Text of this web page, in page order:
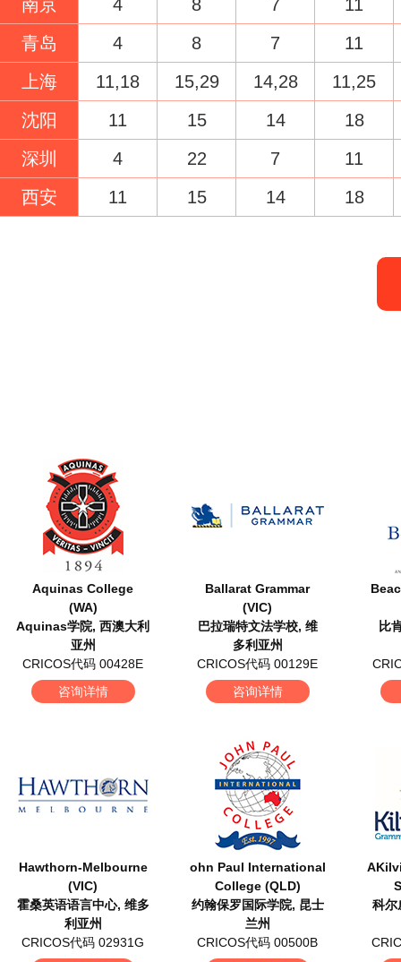
南京
4 8 7
11
青岛
4 8 7
11
上海
11,18 15,29 14,28
11,25
沈阳
11 15 14
18
深圳
4 22 7
11
西安
11 15 14 18
Aquinas College
(WA)
Aquinas学院, 西澳大利
亚州
CRICOS代码 00428E
咨询详情
Ballarat Grammar
(VIC)
巴拉瑞特文法学校, 维
多利亚州
CRICOS代码 00129E
咨询详情
比
Hawthorn-Melbourne
(VIC)
霍桑英语语言中心, 维多
利亚州
CRICOS代码 02931G
ohn Paul International
College (QLD)
约翰保罗国际学院, 昆士
兰州
CRICOS代码 00500B
科尔